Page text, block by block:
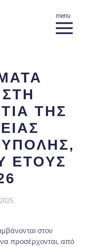
ΤΗΣ
ΕΤΟΥΣ
.
στον
προσέρχονται, από